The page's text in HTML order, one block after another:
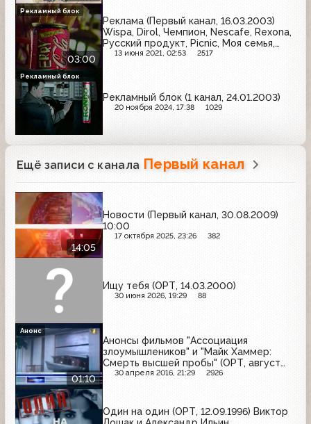
03:00
Реклама (Первый канал, 16.03.2003)
Wispa, Dirol, Чемпион, Nescafe, Rexona,
Русский продукт, Picnic, Моя семья,
Coca-Cola
13 июня 2021, 02:53 2517
Рекламный блок
Рекламный блок (1 канал, 24.01.2003)
20 ноября 2024, 17:38 1029
Рекламный блок
Ещё записи с канала Первый канал
14:05
Новости (Первый канал, 30.08.2009)
10:00
17 октября 2025, 23:26 382
Ищу тебя (ОРТ, 14.03.2000)
30 июня 2026, 19:29 88
01:10
Анонсы фильмов "Ассоциация
злоумышлеников" и "Майк Хаммер:
Смерть высшей пробы" (ОРТ, август
1999)
30 апреля 2016, 21:29 2926
Анонс
Один на один (ОРТ, 12.09.1996) Виктор